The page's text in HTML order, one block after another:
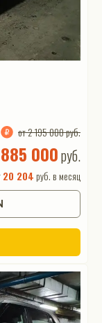
от 2 195 000 руб.
000руб.
20 204 руб. в месяц